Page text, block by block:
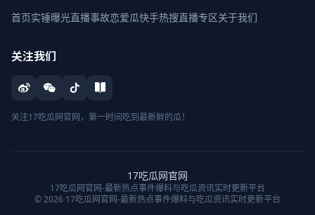
首页实锤曝光直播事故恋爱瓜快手热搜直播专区关于我们
关注我们
关注17吃瓜网官网，第一时间吃到最新鲜的瓜！
17吃瓜网官网
17吃瓜网官网-最新热点事件爆料与吃瓜资讯实时更新平台
© 2026 17吃瓜网官网-最新热点事件爆料与吃瓜资讯实时更新平台